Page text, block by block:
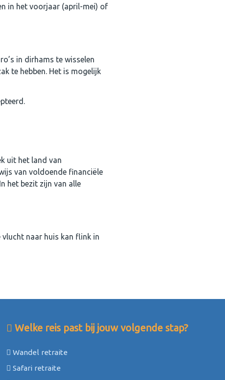
in het voorjaar (april-mei) of
in dirhams te wisselen
te hebben. Het is mogelijk
uit het land van
van voldoende financiële
het bezit zijn van alle
vlucht naar huis kan flink in
Welke reis past bij jouw volgende stap?
Wandel retraite
Safari retraite